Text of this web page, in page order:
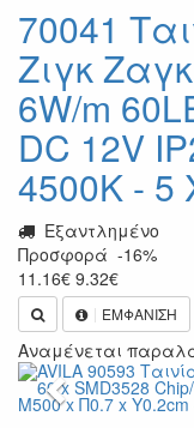
70041
Ζιγκ
6W/m
DC 12V
4500K - 5
Εξαντλημένο
Προσφορά -16%
11.16€ 9.32€
ΕΜΦΑΝΙΣΗ
Αναμένεται
Previous